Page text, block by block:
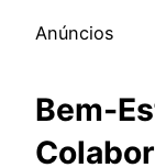
Anúncios
Bem-